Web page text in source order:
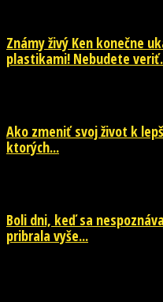
Známy živý Ken konečne
plastikami! Nebudete
Ako zmeniť svoj život k
ktorých...
Boli dni, keď sa
pribrala vyše...